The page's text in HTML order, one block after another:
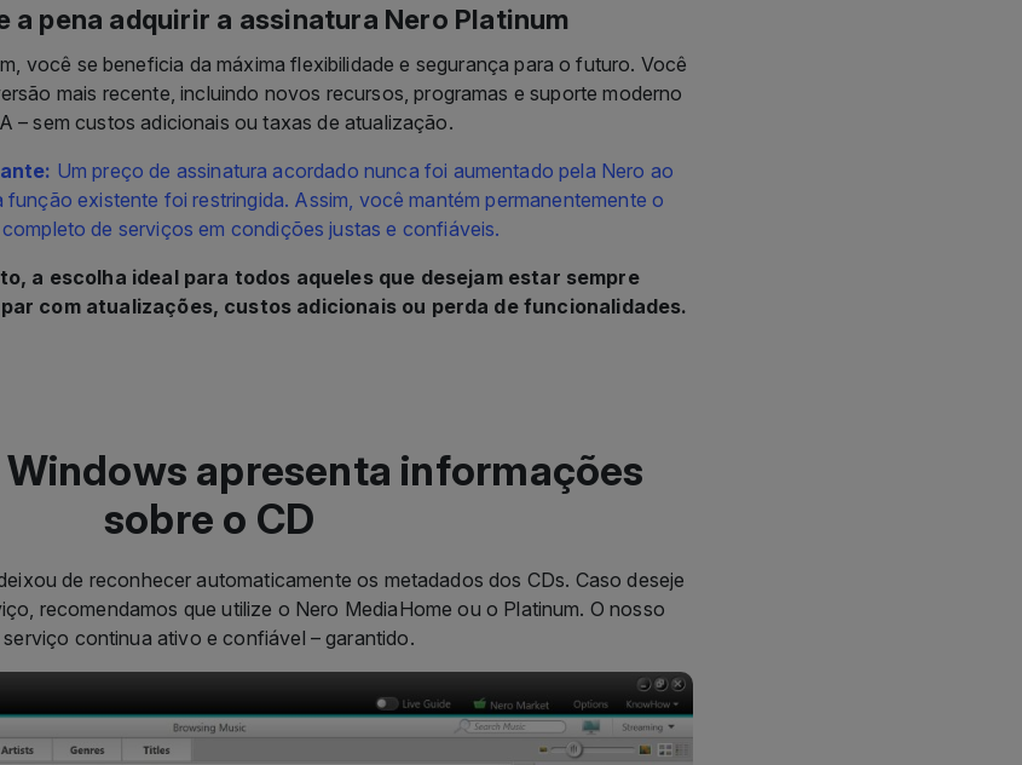
mais recente, incluindo novos recursos, programas e suporte moderno
– sem custos adicionais ou taxas de atualização.
Um preço de assinatura acordado nunca foi aumentado pela Nero ao
função existente foi restringida. Assim, você mantém permanentemente o
completo de serviços em condições justas e confiáveis.
a escolha ideal para todos aqueles que desejam estar sempre
com atualizações, custos adicionais ou perda de funcionalidades.
sobre o CD
de reconhecer automaticamente os metadados dos CDs. Caso deseje
recomendamos que utilize o Nero MediaHome ou o Platinum. O nosso
serviço continua ativo e confiável – garantido.